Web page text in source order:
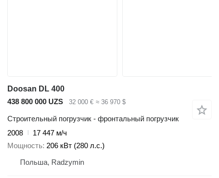
Doosan DL 400
438 800 000 UZS
32 000 € ≈ 36 970 $
Строительный погрузчик - фронтальный погрузчик
2008
17 447 м/ч
Мощность 206 кВт (280 л.с.)
Польша, Radzymin